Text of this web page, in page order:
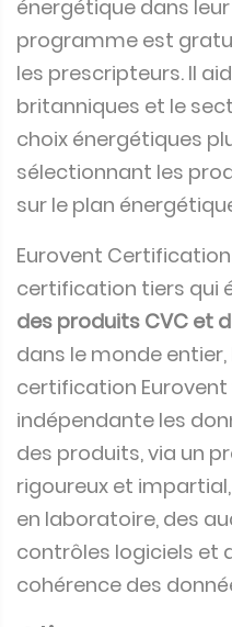
énergétique dans
programme est
les prescripteurs. Il
britanniques et le
choix énergétiques
sélectionnant les
sur le plan
Eurovent
certification tiers qui
des produits CVC et
dans le monde
certification
indépendante les
des produits, via un
rigoureux et
en laboratoire, des
contrôles logiciels et
cohérence des